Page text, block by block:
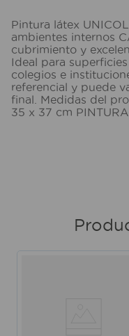
Pintura látex
ambientes internos
cubrimiento y
Ideal para
colegios e
referencial y puede
final. Medidas del
35 x 37 cm